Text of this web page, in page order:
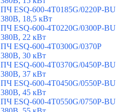
ПЧ ESQ-600-4T0185G/0220P-BU
380В, 18,5 кВт
ПЧ ESQ-600-4T0220G/0300P-BU
380В, 22 кВт
ПЧ ESQ-600-4T0300G/0370P
380В, 30 кВт
ПЧ ESQ-600-4T0370G/0450P-BU
380В, 37 кВт
ПЧ ESQ-600-4T0450G/0550P-BU
380В, 45 кВт
ПЧ ESQ-600-4T0550G/0750P-BU